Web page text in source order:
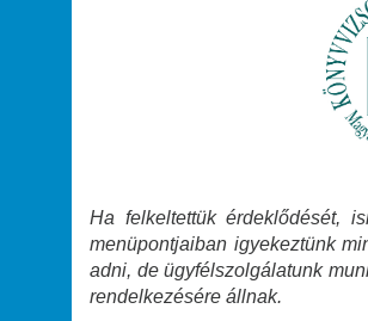
Ha felkeltettük érdeklődését,
menüpontjaiban igyekeztünk
adni, de ügyfélszolgálatunk
rendelkezésére állnak.